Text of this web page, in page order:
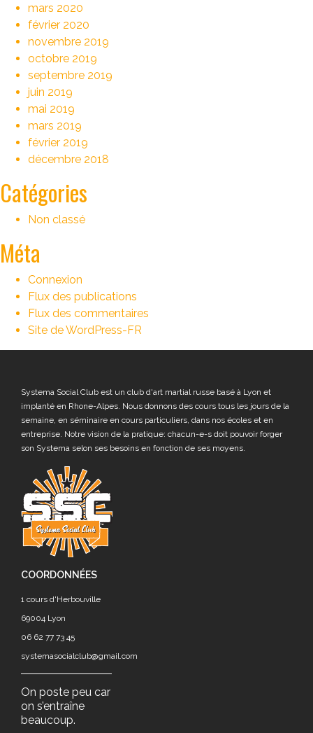
mars 2020
février 2020
novembre 2019
octobre 2019
septembre 2019
juin 2019
mai 2019
mars 2019
février 2019
décembre 2018
Catégories
Non classé
Méta
Connexion
Flux des publications
Flux des commentaires
Site de WordPress-FR
Systema Social Club est un club d'art martial russe basé à Lyon et
implanté en Rhone-Alpes. Nous donnons des cours tous les jours de la
semaine, en séminaire en cours particuliers, dans nos écoles et en
entreprise. Notre vision de la pratique: chacun-e-s doit pouvoir forger
son Systema selon ses besoins en fonction de ses moyens.
COORDONNÉES
1 cours d'Herbouville
69004 Lyon
06 62 77 73 45
systemasocialclub@gmail.com
On poste peu car
on s’entraîne
beaucoup.